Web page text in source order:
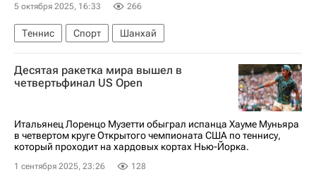
5 октября 2025, 16:33 266
Теннис Спорт Шанхай
Десятая ракетка мира вышел в
четвертьфинал US Open
Итальянец Лоренцо Музетти обыграл испанца Хауме Муньяра
в четвертом круге Открытого чемпионата США по теннису,
который проходит на хардовых кортах Нью-Йорка.
1 сентября 2025, 23:26 128